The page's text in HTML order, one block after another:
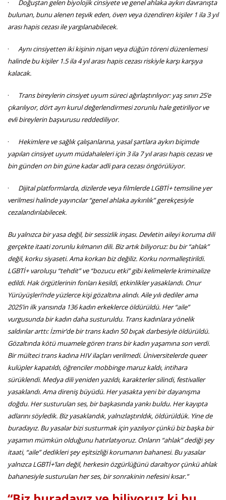
· Doğuştan gelen biyolojik cinsiyete ve genel ahlaka aykırı davranışta
bulunan, bunu alenen teşvik eden, öven veya özendiren kişiler 1 ila 3 yıl
arası hapis cezası ile yargılanabilecek.
· Aynı cinsiyetten iki kişinin nişan veya düğün töreni düzenlemesi
halinde bu kişiler 1.5 ila 4 yıl arası hapis cezası riskiyle karşı karşıya
kalacak.
·
Trans bireylerin cinsiyet uyum süreci ağırlaştırılıyor: yaş sınırı 25’e
çıkarılıyor, dört ayrı kurul değerlendirmesi zorunlu hale getiriliyor ve
evli bireylerin başvurusu reddediliyor.
· Hekimlere ve sağlık çalışanlarına, yasal şartlara aykırı biçimde
yapılan cinsiyet uyum müdahaleleri için 3 ila 7 yıl arası hapis cezası ve
bin günden on bin güne kadar adli para cezası öngörülüyor.
· Dijital platformlarda, dizilerde veya filmlerde LGBTİ+ temsiline yer
verilmesi halinde yayıncılar “genel ahlaka aykırılık” gerekçesiyle
cezalandırılabilecek.
Bu yalnızca bir yasa değil, bir sessizlik inşası. Devletin aileyi koruma dili
gerçekte itaati zorunlu kılmanın dili. Biz artık biliyoruz: bu bir “ahlak”
değil, korku siyaseti. Ama korkan biz değiliz. Korku normalleştirildi.
LGBTİ+ varoluşu “tehdit” ve “bozucu etki” gibi kelimelerle kriminalize
edildi. Hak örgütlerinin fonları kesildi, etkinlikler yasaklandı. Onur
Yürüyüşleri’nde yüzlerce kişi gözaltına alındı. Aile yılı dediler ama
2025’in ilk yarısında 136 kadın erkeklerce öldürüldü. Her “aile”
vurgusunda bir kadın daha susturuldu. Trans kadınlara yönelik
saldırılar arttı: İzmir’de bir trans kadın 50 bıçak darbesiyle öldürüldü.
Gözaltında kötü muamele gören trans bir kadın yaşamına son verdi.
Bir mülteci trans kadına HIV ilaçları verilmedi. Üniversitelerde queer
kulüpler kapatıldı, öğrenciler mobbinge maruz kaldı, intihara
sürüklendi. Medya dili yeniden yazıldı, karakterler silindi, festivaller
yasaklandı. Ama direniş büyüdü. Her yasakta yeni bir dayanışma
doğdu. Her susturulan ses, bir başkasında yankı buldu. Her kayıpta
adlarını söyledik. Biz yasaklandık, yalnızlaştırıldık, öldürüldük. Yine de
buradayız. Bu yasalar bizi susturmak için yazılıyor çünkü biz başka bir
yaşamın mümkün olduğunu hatırlatıyoruz. Onların “ahlak” dediği şey
itaati, “aile” dedikleri şey eşitsizliği korumanın bahanesi. Bu yasalar
yalnızca LGBTİ+’ları değil, herkesin özgürlüğünü daraltıyor çünkü ahlak
bahanesiyle susturulan her ses, bir sonrakinin nefesini kısar.”